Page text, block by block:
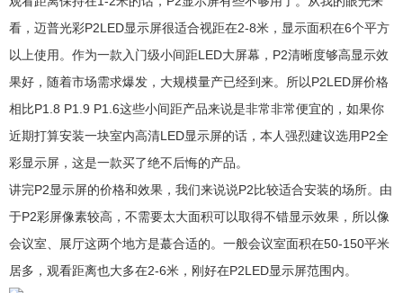
看，迈普光彩P2LED显示屏很适合视距在2-8米，显示面积在6个平方
以上使用。作为一款入门级小间距LED大屏幕，P2清晰度够高显示效
果好，随着市场需求爆发，大规模量产已经到来。所以P2LED屏价格
相比P1.8 P1.9 P1.6这些小间距产品来说是非常非常便宜的，如果你
近期打算安装一块室内高清LED显示屏的话，本人强烈建议选用P2全
彩显示屏，这是一款买了绝不后悔的产品。
讲完P2显示屏的价格和效果，我们来说说P2比较适合安装的场所。由
于P2彩屏像素较高，不需要太大面积可以取得不错显示效果，所以像
会议室、展厅这两个地方是蕞合适的。一般会议室面积在50-150平米
居多，观看距离也大多在2-6米，刚好在P2LED显示屏范围内。